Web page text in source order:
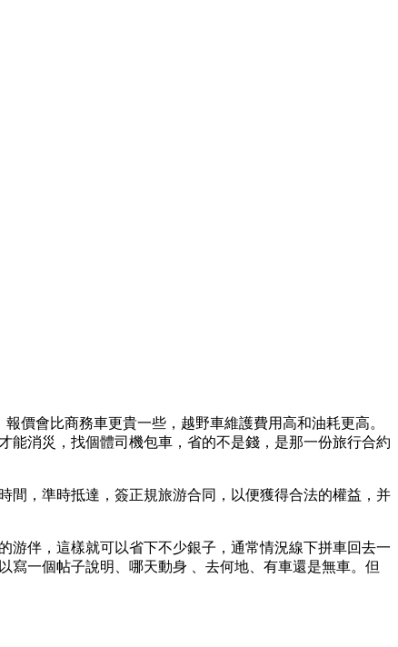
價會比商務車更貴一些，越野車維護費用高和油耗更高。
能消災，找個體司機包車，省的不是錢，是那一份旅行合約
，準時抵達，簽正規旅游合同，以便獲得合法的權益，并
伴，這樣就可以省下不少銀子，通常情況線下拼車回去一
一個帖子說明、哪天動身 、去何地、有車還是無車。但